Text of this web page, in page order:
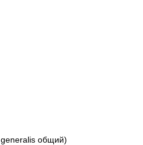
общий)